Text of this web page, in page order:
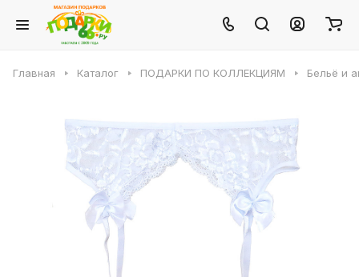
Главная Каталог ПОДАРКИ ПО КОЛЛЕКЦИЯМ Бельё и